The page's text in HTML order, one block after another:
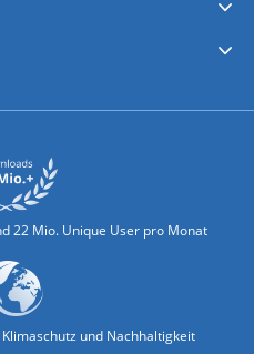
22 Mio. Unique User pro Monat
und Nachhaltigkeit